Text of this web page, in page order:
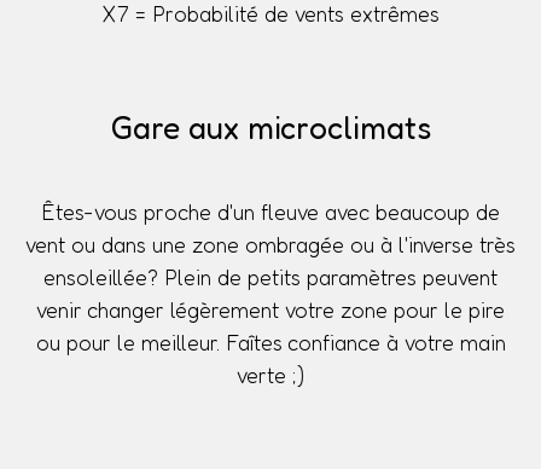
X7 = Probabilité de vents extrêmes
Gare aux microclimats
Êtes-vous proche d'un fleuve avec beaucoup de
vent ou dans une zone ombragée ou à l'inverse très
ensoleillée? Plein de petits paramètres peuvent
venir changer légèrement votre zone pour le pire
ou pour le meilleur. Faîtes confiance à votre main
verte ;)